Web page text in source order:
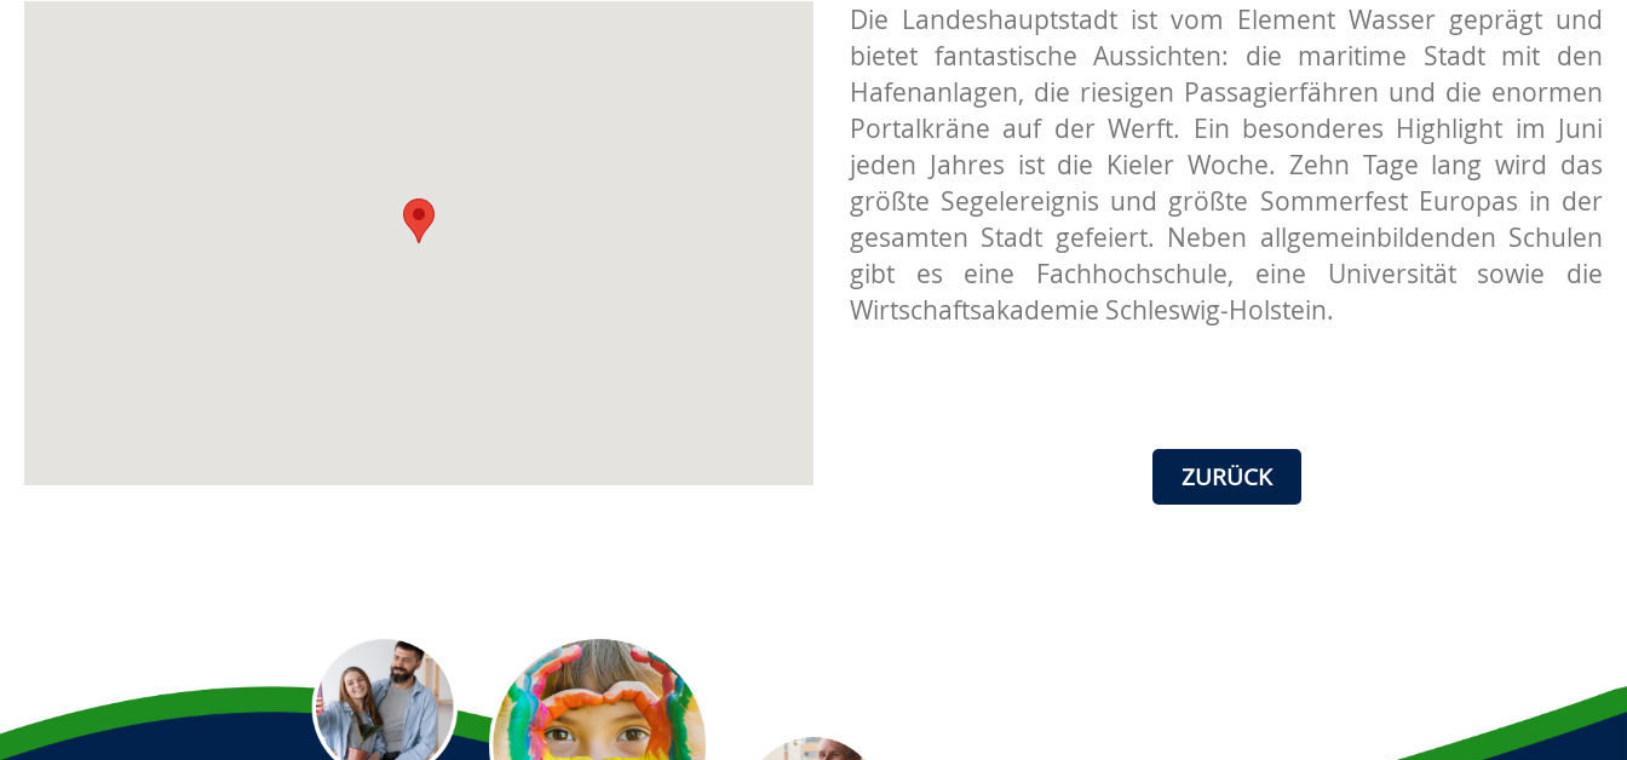
Die Landeshauptstadt ist vom Element Wasser geprägt und
bietet fantastische Aussichten: die maritime Stadt mit den
Hafenanlagen, die riesigen Passagierfähren und die enormen
Portalkräne auf der Werft. Ein besonderes Highlight im Juni
jeden Jahres ist die Kieler Woche. Zehn Tage lang wird das
größte Segelereignis und größte Sommerfest Europas in der
gesamten Stadt gefeiert. Neben allgemeinbildenden Schulen
gibt es eine Fachhochschule, eine Universität sowie die
Wirtschaftsakademie Schleswig-Holstein.
ZURÜCK